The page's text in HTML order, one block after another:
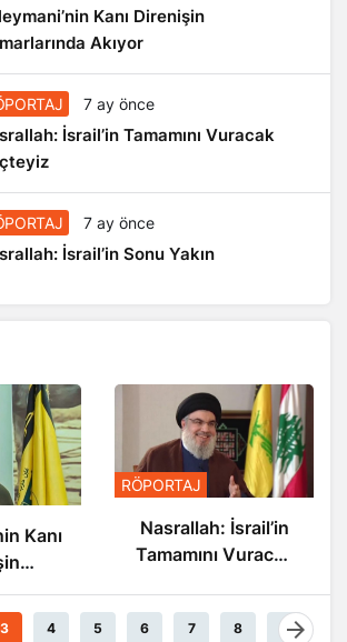
Kanı Direnişin
Akıyor
7 ay önce
İsrail’in Tamamını Vuracak
7 ay önce
İsrail’in Sonu Yakın
İsrail’in
Vuracak
RÖPORTAJ
Nasrallah:
Sonu Yakın
3 4 5 6 7 8 9